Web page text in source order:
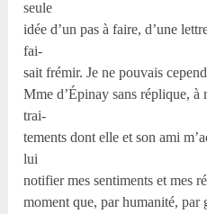
seule
idée d’un pas à faire, d’une
fai-
sait frémir. Je ne pouvais
Mme d’Épinay sans réplique, à
trai-
tements dont elle et son ami
lui
notifier mes sentiments et mes
moment que, par humanité, par